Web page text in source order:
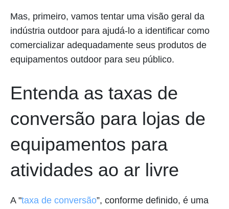
Mas, primeiro, vamos tentar uma visão geral da
indústria outdoor para ajudá-lo a identificar como
comercializar adequadamente seus produtos de
equipamentos outdoor para seu público.
Entenda as taxas de
conversão para lojas de
equipamentos para
atividades ao ar livre
A "taxa de conversão”, conforme definido, é uma